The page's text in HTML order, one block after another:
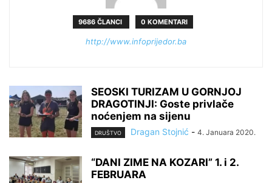
9686 ČLANCI 0 KOMENTARI
http://www.infoprijedor.ba
SEOSKI TURIZAM U GORNJOJ
DRAGOTINJI: Goste privlače
noćenjem na sijenu
DRUŠTVO Dragan Stojnić - 4. Januara 2020.
“DANI ZIME NA KOZARI” 1. i 2.
FEBRUARA